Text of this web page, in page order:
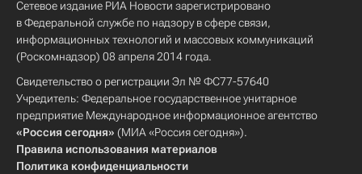
Сетевое издание РИА Новости зарегистрировано
в Федеральной службе по надзору в сфере связи,
информационных технологий и массовых коммуникаций
(Роскомнадзор) 08 апреля 2014 года.
Свидетельство о регистрации Эл № ФС77-57640
Учредитель: Федеральное государственное унитарное
предприятие Международное информационное агентство
«Россия сегодня» (МИА «Россия сегодня»).
Правила использования материалов
Политика конфиденциальности